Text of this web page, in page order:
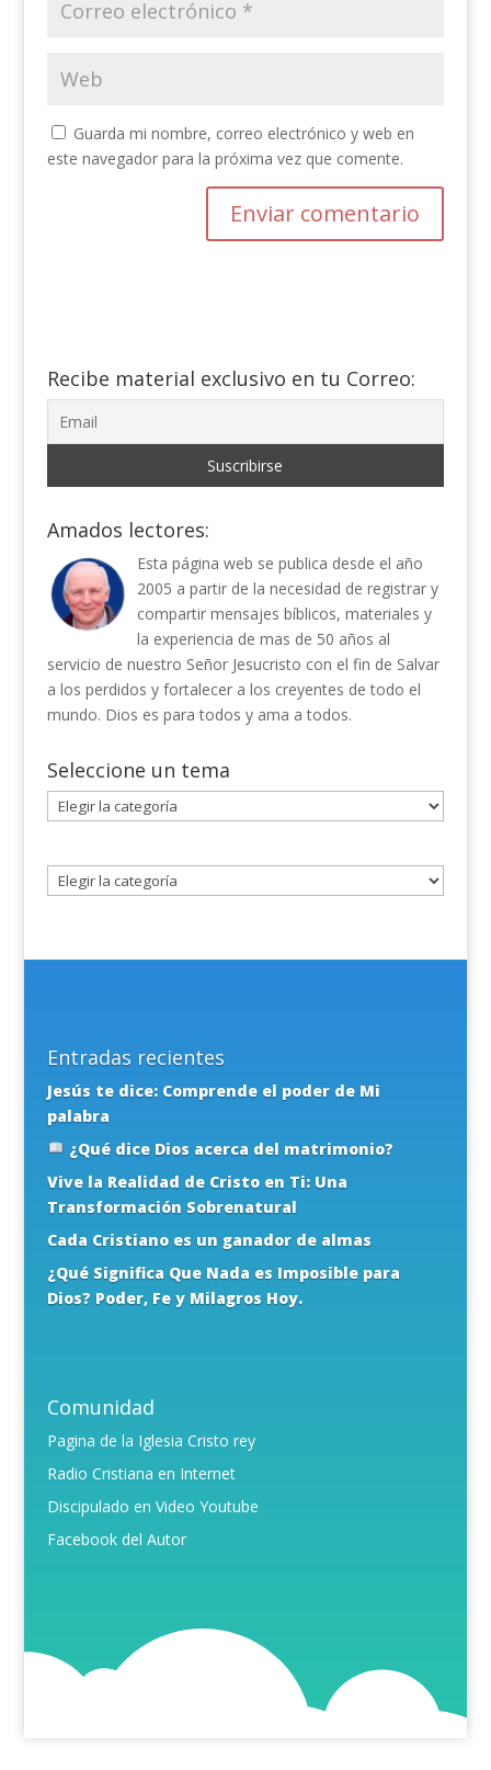
Guarda mi nombre, correo electrónico y web en
este navegador para la próxima vez que comente.
Recibe material exclusivo en tu Correo:
Amados lectores:
Esta página web se publica desde el año
2005 a partir de la necesidad de registrar y
compartir mensajes bíblicos, materiales y
la experiencia de mas de 50 años al
servicio de nuestro Señor Jesucristo con el fin de Salvar
a los perdidos y fortalecer a los creyentes de todo el
mundo. Dios es para todos y ama a todos.
Seleccione un tema
Seleccione
un
Entradas recientes
Jesús te dice: Comprende el poder de Mi
palabra
¿Qué dice Dios acerca del matrimonio?
Vive la Realidad de Cristo en Ti: Una
Transformación Sobrenatural
Cada Cristiano es un ganador de almas
¿Qué Significa Que Nada es Imposible para
Dios? Poder, Fe y Milagros Hoy.
Comunidad
Pagina de la Iglesia Cristo rey
Radio Cristiana en Internet
Discipulado en Video Youtube
Facebook del Autor